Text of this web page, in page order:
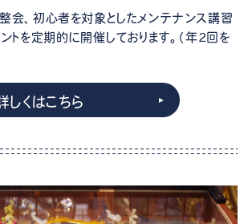
会、初心者を対象としたメンテナンス講習
トを定期的に開催しております。（年2回を
しくはこちら